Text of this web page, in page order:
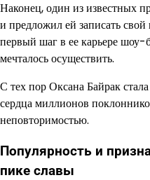
Наконец, один из известных
и предложил ей записать
первый шаг в ее карьере шоу-
мечталось осуществить.
С тех пор Оксана Байрак
сердца миллионов
неповторимостью.
Популярность и
пике славы